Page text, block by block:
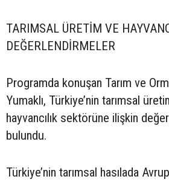
TARIMSAL ÜRETİM VE
DEĞERLENDİRMELER
Programda konuşan Tarım ve
Yumaklı, Türkiye’nin tarımsal
hayvancılık sektörüne ilişkin
bulundu.
Türkiye’nin tarımsal hasılada